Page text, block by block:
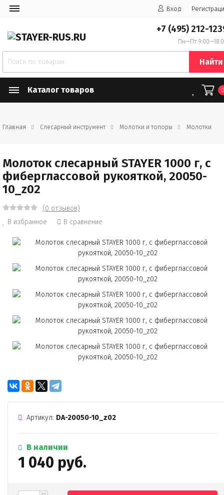
Вход
+7 (495) 212-
Пн—Пт
Найти
Каталог товаров
Главная Слесарный инструмент Молотки и топоры Молотки
Молоток слесарный STAYER 1000 г, с
фиберглассовой рукояткой, 20050-
10_z02
(0 отзывов)
В избранное
В сравнение
Артикул: DA-20050-10_z02
В наличии
1 040 руб.